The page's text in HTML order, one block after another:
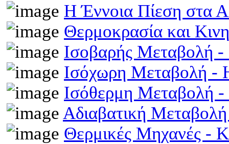
Η Έννοια Πίεση στα
Θερμοκρασία και
Ισοβαρής Μεταβολή
Ισόχωρη Μεταβολή -
Ισόθερμη Μεταβολή
Αδιαβατική
Θερμικές Μηχανές -